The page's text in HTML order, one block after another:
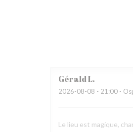
GéraldL
2026-08-08 - 21:00 -
Le lieu est magique,